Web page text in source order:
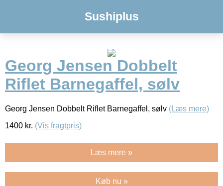
Sushiplus
Georg Jensen Dobbelt
Riflet Barnegaffel, sølv
Georg Jensen Dobbelt Riflet Barnegaffel, sølv (Læs mere)
1400 kr. (Vis fragtpris)
Læs mere »
Køb nu »